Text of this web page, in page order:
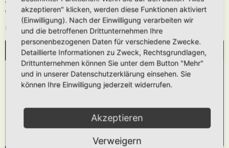
Wie oben beschrieben kann die URL auch ohne die[media]Tags verwendet
werden.
Das hier gezeigt Beispiel würde folgendes generieren:
WIR BENÖTIGEN IHRE ZUSTIMMUNG, UM
DEN YOUTUBE-SERVICE ZU LADEN!
um Videoinhalte einzubetten. Dieser Service kann
Daten zu Ihren Aktivitäten sammeln. Bitte lesen
Sie die Details durch und stimmen Sie der
Nutzung des Service zu, um dieses Video
akzeptieren" klicken, werden diese Funktionen aktiviert
(Einwilligung). Nach der Einwilligung verarbeiten wir
und die betroffenen Drittunternehmen Ihre
personenbezogenen Daten für verschiedene Zwecke.
Detaillierte Informationen zu Zweck, Rechtsgrundlagen,
Drittunternehmen können Sie unter dem Button "Mehr"
und in unserer Datenschutzerklärung einsehen. Sie
können Ihre Einwilligung jederzeit widerrufen.
Akzeptieren
Verweigern